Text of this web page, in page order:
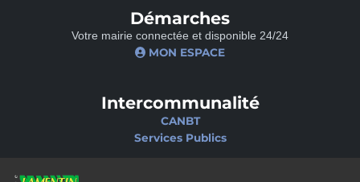
Démarches
Votre mairie connectée et disponible 24/24
MON ESPACE
Intercommunalité
CANBT
Services Publics